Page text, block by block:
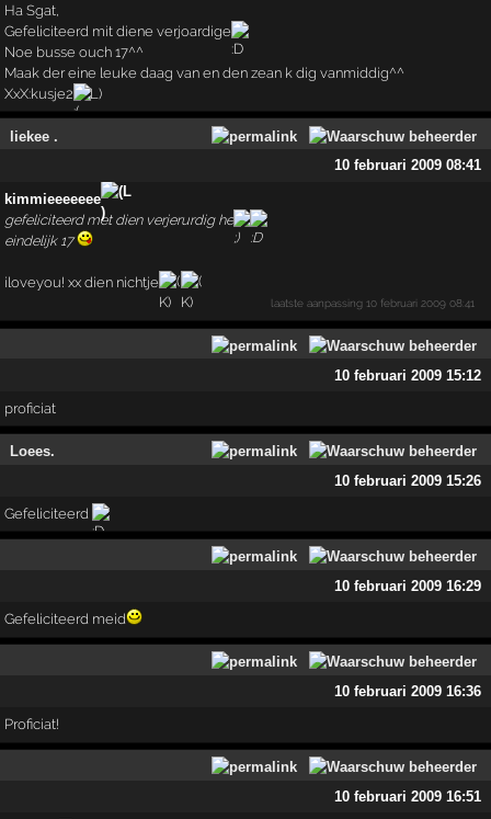
Ha Sgat,
Gefeliciteerd mit diene verjoardige
Noe busse ouch 17^^
Maak der eine leuke daag van en den zean k dig vanmiddig^^
XxX:kusje2
L)
liekee .
10 februari 2009 08:41
kimmieeeeeee
gefeliciteerd met dien verjerurdig he
eindelijk 17
iloveyou! xx dien nichtje
laatste aanpassing10 februari 2009 08:41
10 februari 2009 15:12
proficiat
Loees.
10 februari 2009 15:26
Gefeliciteerd
10 februari 2009 16:29
Gefeliciteerd meid
10 februari 2009 16:36
Proficiat!
10 februari 2009 16:51